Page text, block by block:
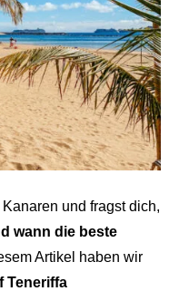
und fragst dich,
wann die beste
Artikel haben wir
Teneriffa